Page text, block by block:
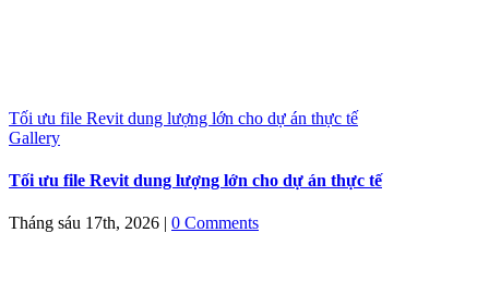
Tối ưu file Revit dung lượng lớn cho dự án thực tế
Gallery
Tối ưu file Revit dung lượng lớn cho dự án thực tế
Tháng sáu 17th, 2026 | 0 Comments